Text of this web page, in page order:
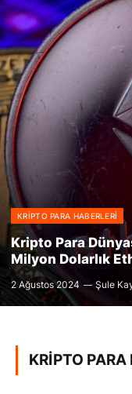
KRIPTO PARA HABERLERI
Kripto Para
Milyon Dolarlık
2 Ağustos 2024 Şule
KRIPTO